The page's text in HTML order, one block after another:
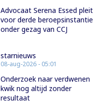
Advocaat Serena Essed pleit
voor derde beroepsinstantie
onder gezag van CCJ
starnieuws
08-aug-2026 - 05:01
Onderzoek naar verdwenen
kwik nog altijd zonder
resultaat